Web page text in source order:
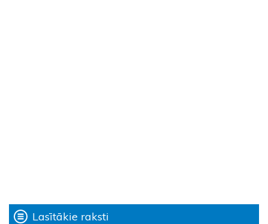
Lasītākie raksti